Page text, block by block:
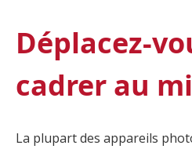
Déplacez-
cadrer au
La plupart des appareils